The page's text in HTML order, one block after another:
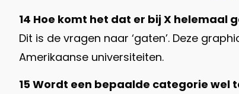
14 Hoe komt het dat er bij X helemaal
Dit is de vragen naar ‘gaten’. Deze
Amerikaanse universiteiten.
15 Wordt een bepaalde categorie wel